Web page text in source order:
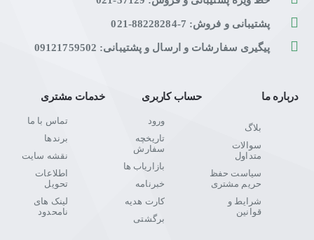
پشتیبانی و فروش: 7-88228284-021
پیگیری سفارشات و ارسال و پشتیبانی: 09121759502
درباره ما
بلاگ
سوالات
متداول
سیاست حفظ
حریم مشتری
شرایط و
قوانین
حساب کاربری
ورود
تاریخچه
سفارش
بازاریاب ها
خبرنامه
کارت هدیه
برگشتی
خدمات مشتری
تماس با ما
برندها
نقشه سایت
اطلاعات
تحویل
لینک های
نامحدود